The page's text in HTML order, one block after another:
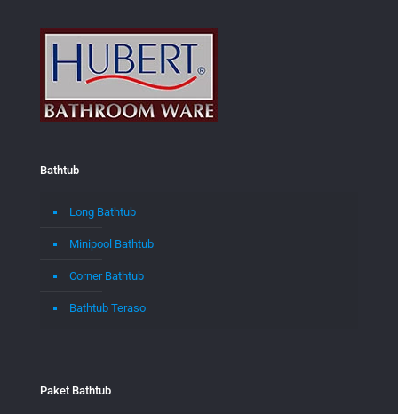
Bathtub
Long Bathtub
Minipool Bathtub
Corner Bathtub
Bathtub Teraso
Paket Bathtub